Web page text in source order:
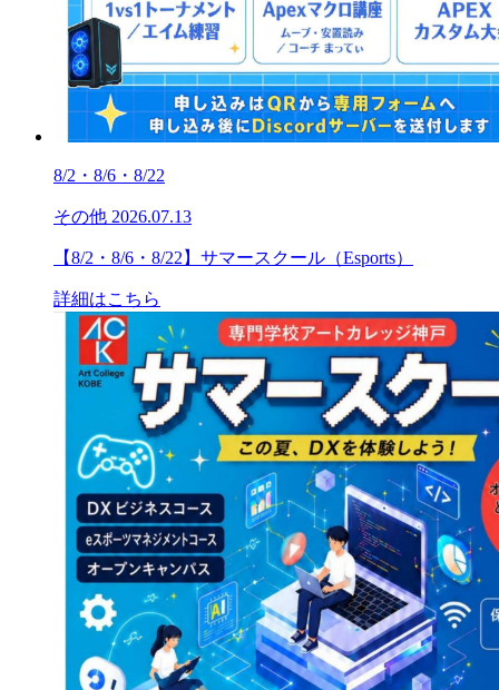
8/2・8/6・8/22
その他 2026.07.13
【8/2・8/6・8/22】サマースクール（Esports）
詳細はこちら